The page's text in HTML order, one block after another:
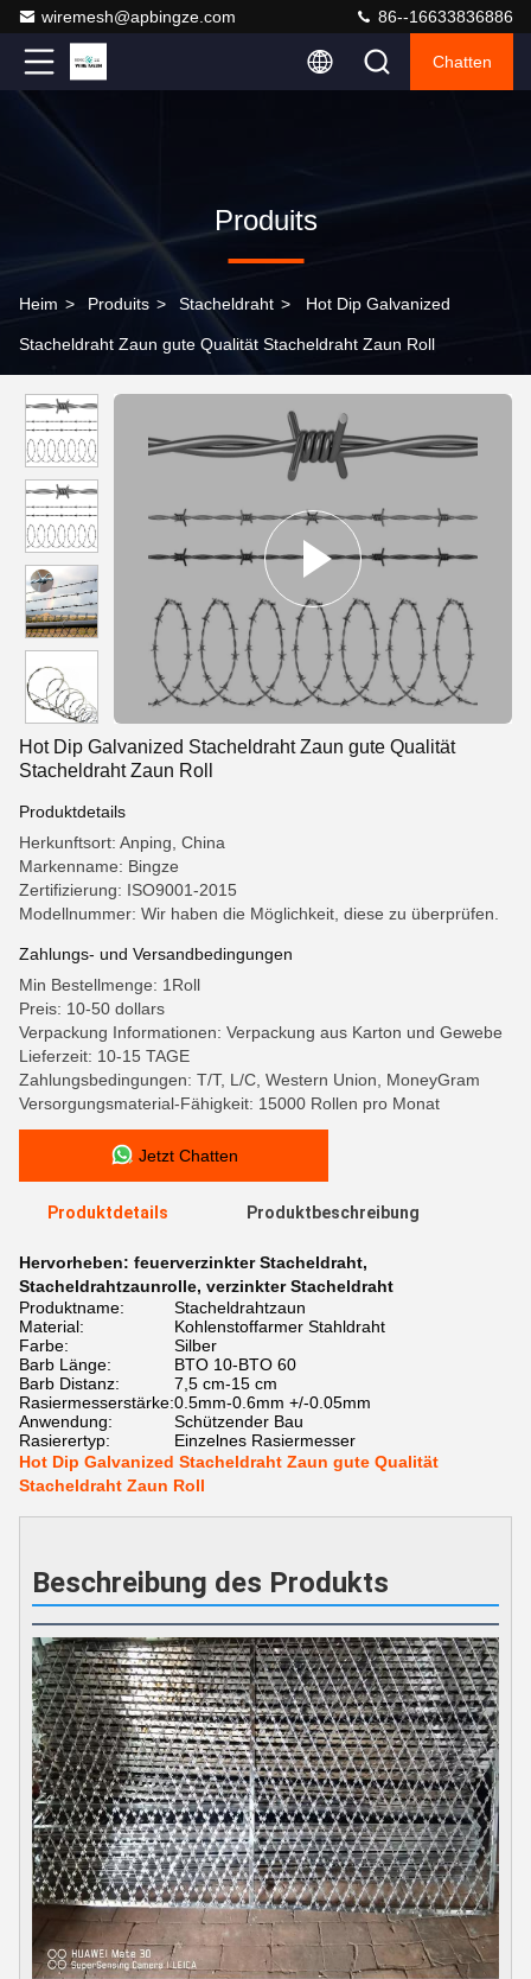
wiremesh@apbingze.com 86--16633836886
Chatten
Produits
Heim > Produits > Stacheldraht > Hot Dip Galvanized
Stacheldraht Zaun gute Qualität Stacheldraht Zaun Roll
Hot Dip Galvanized Stacheldraht Zaun gute Qualität
Stacheldraht Zaun Roll
Produktdetails
Herkunftsort: Anping, China
Markenname: Bingze
Zertifizierung: ISO9001-2015
Modellnummer: Wir haben die Möglichkeit, diese zu überprüfen.
Zahlungs- und Versandbedingungen
Min Bestellmenge: 1Roll
Preis: 10-50 dollars
Verpackung Informationen: Verpackung aus Karton und Gewebe
Lieferzeit: 10-15 TAGE
Zahlungsbedingungen: T/T, L/C, Western Union, MoneyGram
Versorgungsmaterial-Fähigkeit: 15000 Rollen pro Monat
Jetzt Chatten
Produktdetails Produktbeschreibung
Hervorheben: feuerverzinkter Stacheldraht,
Stacheldrahtzaunrolle, verzinkter Stacheldraht
Produktname:
Stacheldrahtzaun
Material:
Kohlenstoffarmer Stahldraht
Farbe:
Silber
Barb Länge:
BTO 10-BTO 60
Barb Distanz:
7,5 cm-15 cm
Rasiermesserstärke:0.5mm-0.6mm +/-0.05mm
Anwendung:
Schützender Bau
Rasierertyp:
Einzelnes Rasiermesser
Hot Dip Galvanized Stacheldraht Zaun gute Qualität
Stacheldraht Zaun Roll
Beschreibung des Produkts